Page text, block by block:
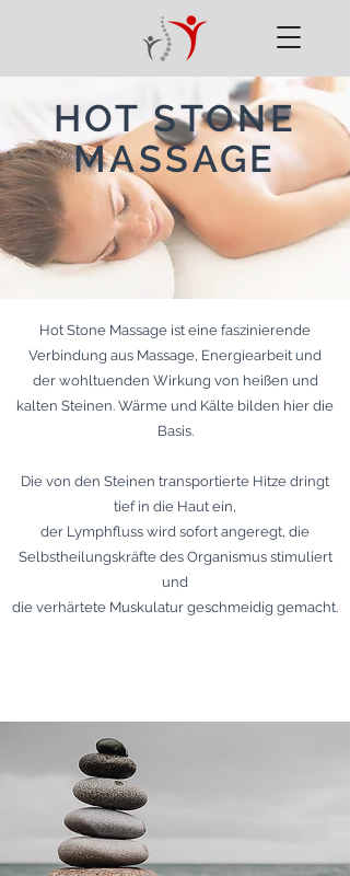
HOT STONE
MASSAGE
Hot Stone Massage ist eine faszinierende
Verbindung aus Massage, Energiearbeit und
der wohltuenden Wirkung von heißen und
kalten Steinen. Wärme und Kälte bilden hier die
Basis.
Die von den Steinen transportierte Hitze dringt
tief in die Haut ein,
der Lymphfluss wird sofort angeregt, die
Selbstheilungskräfte des Organismus stimuliert
und
die verhärtete Muskulatur geschmeidig gemacht.